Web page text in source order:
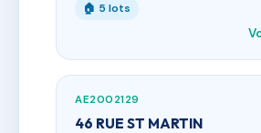
🏠 5 lots
AE2002129
46 RUE ST MARTIN